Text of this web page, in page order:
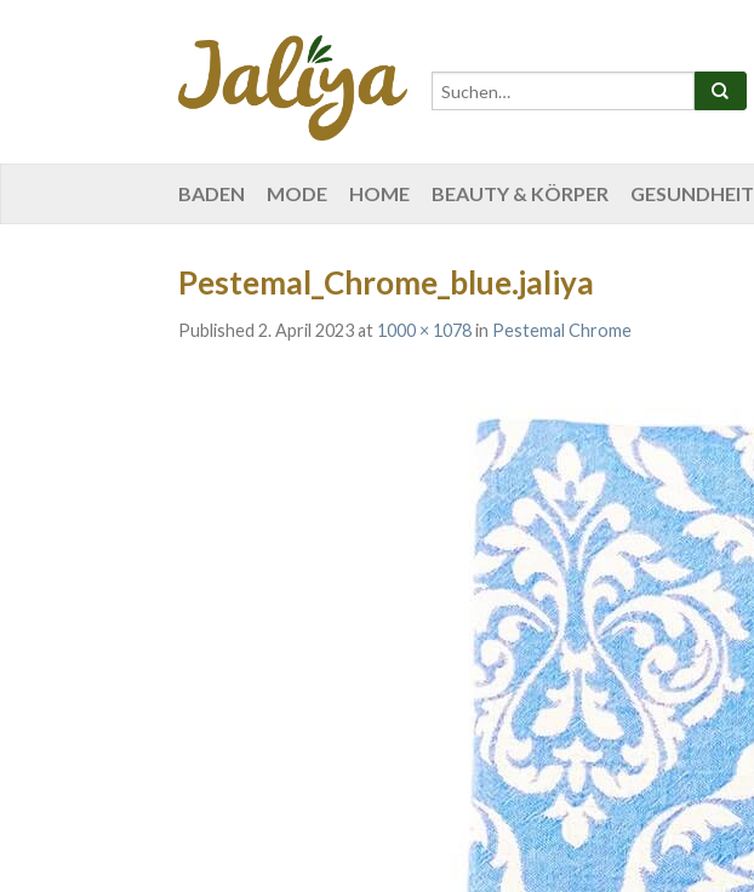
BADEN MODE HOME BEAUTY & KÖRPER GESUNDHEIT
Pestemal_Chrome_blue.jaliya
Published 2. April 2023at 1000 × 1078in Pestemal Chrome